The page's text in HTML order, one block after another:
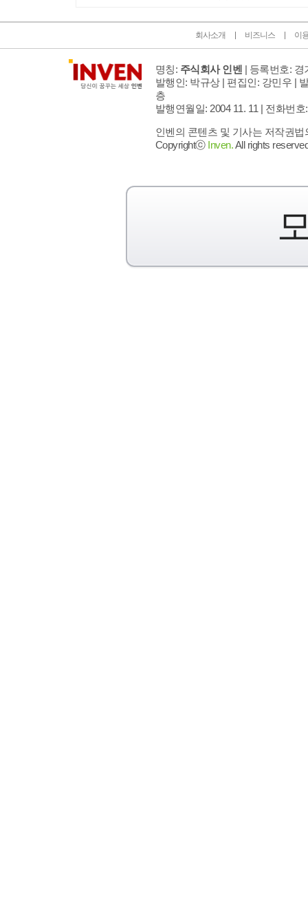
회사소개 비즈니스 이
명칭: 주식회사 인벤 | 등록번호: 경
발행인: 박규상 | 편집인: 강민우 |
층
발행연월일: 2004 11. 11 | 전화번호
인벤의 콘텐츠 및 기사는 저작권
Copyrightⓒ Inven.All rights